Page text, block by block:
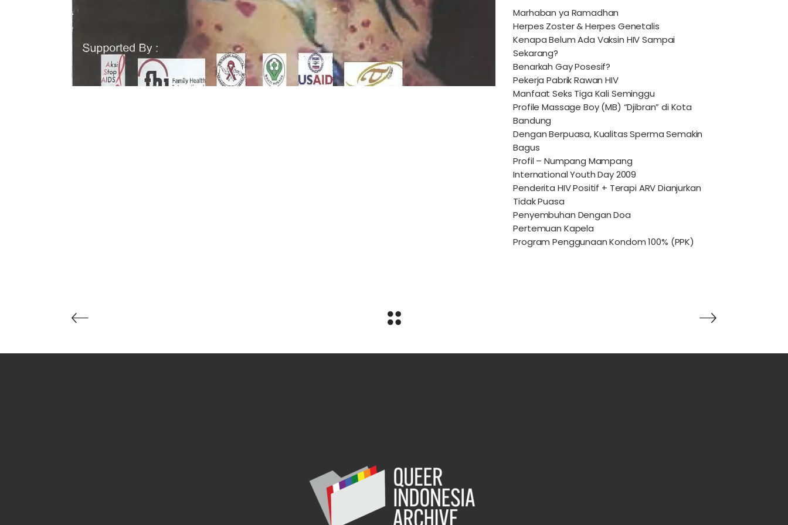
Marhaban ya Ramadhan
Herpes Zoster & Herpes Genetalis
Kenapa Belum Ada Vaksin HIV Sampai
Sekarang?
Benarkah Gay Posesif?
Pekerja Pabrik Rawan HIV
Manfaat Seks Tiga Kali Seminggu
Profile Massage Boy (MB) “Djibran” di Kota
Bandung
Dengan Berpuasa, Kualitas Sperma Semakin
Bagus
Profil – Numpang Mampang
International Youth Day 2009
Penderita HIV Positif + Terapi ARV Dianjurkan
Tidak Puasa
Penyembuhan Dengan Doa
Pertemuan Kapela
Program Penggunaan Kondom 100% (PPK)